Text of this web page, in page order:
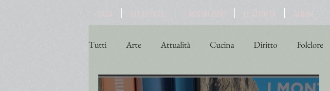
Tutti Arte Attualità Cucina Diritto Folclore
Poesia Religione Scienza Sport